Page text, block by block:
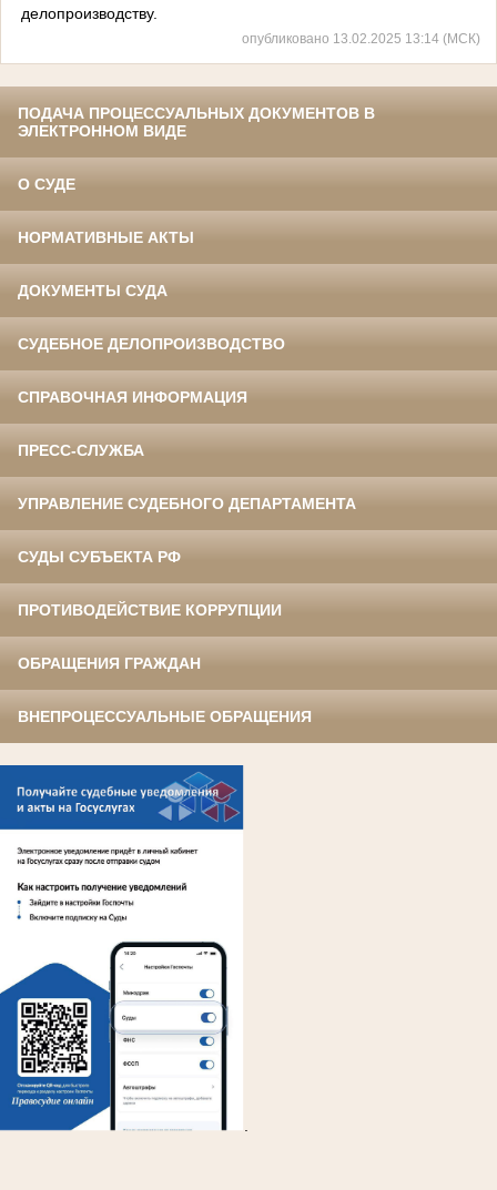
делопроизводству.
опубликовано 13.02.2025 13:14 (МСК)
ПОДАЧА ПРОЦЕССУАЛЬНЫХ ДОКУМЕНТОВ В
ЭЛЕКТРОННОМ ВИДЕ
О СУДЕ
НОРМАТИВНЫЕ АКТЫ
ДОКУМЕНТЫ СУДА
СУДЕБНОЕ ДЕЛОПРОИЗВОДСТВО
СПРАВОЧНАЯ ИНФОРМАЦИЯ
ПРЕСС-СЛУЖБА
УПРАВЛЕНИЕ СУДЕБНОГО ДЕПАРТАМЕНТА
СУДЫ СУБЪЕКТА РФ
ПРОТИВОДЕЙСТВИЕ КОРРУПЦИИ
ОБРАЩЕНИЯ ГРАЖДАН
ВНЕПРОЦЕССУАЛЬНЫЕ ОБРАЩЕНИЯ